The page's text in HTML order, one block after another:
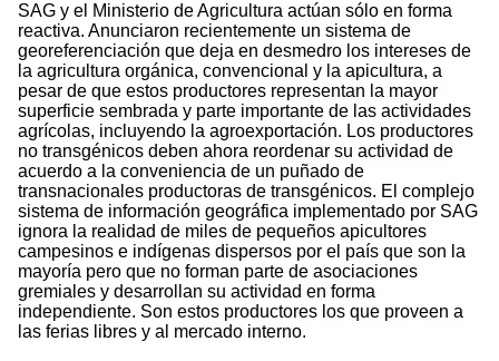
SAG y el Ministerio de Agricultura actúan sólo en forma
reactiva. Anunciaron recientemente un sistema de
georeferenciación que deja en desmedro los intereses de
la agricultura orgánica, convencional y la apicultura, a
pesar de que estos productores representan la mayor
superficie sembrada y parte importante de las actividades
agrícolas, incluyendo la agroexportación. Los productores
no transgénicos deben ahora reordenar su actividad de
acuerdo a la conveniencia de un puñado de
transnacionales productoras de transgénicos. El complejo
sistema de información geográfica implementado por SAG
ignora la realidad de miles de pequeños apicultores
campesinos e indígenas dispersos por el país que son la
mayoría pero que no forman parte de asociaciones
gremiales y desarrollan su actividad en forma
independiente. Son estos productores los que proveen a
las ferias libres y al mercado interno.